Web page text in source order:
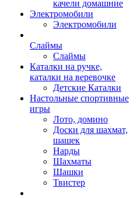
качели домашние
Электромобили
Электромобили
Слаймы
Слаймы
Каталки на ручке,
каталки на веревочке
Детские Каталки
Настольные спортивные
игры
Лото, домино
Доски для шахмат,
шашек
Нарды
Шахматы
Шашки
Твистер